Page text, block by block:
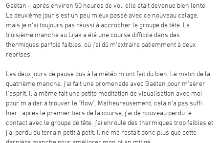
Gaëtan – après environ 50 heures de vol, elle était devenue bien lente.
Le deuxième jour s'est un peu mieux passé avec ce nouveau calage,
mais je n'ai toujours pas réussi à accrocher le groupe de tête. La
troisième manche au Lijak a été une course difficile dans des
thermiques parfois faibles, où j'ai dû m'extraire patiemment à deux
reprises.
Les deux jours de pause dus à la météo m'ont fait du bien. Le matin de la
quatrième manche, j'ai fait une promenade avec Gaëtan pour m'aérer
l'esprit. Il a même fait une petite méditation de visualisation avec moi
pour m'aider à trouver le "flow". Malheureusement, cela n'a pas suffi
hier : après le premier tiers de la course, j'ai de nouveau perdu le
contact avec le groupe de tête, j'ai enroulé des thermiques trop faibles et
j'ai perdu du terrain petit à petit. Il ne me restait donc plus que cette